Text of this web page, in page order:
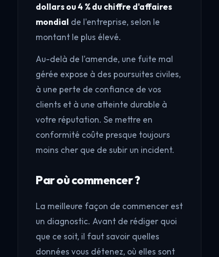
dollars ou 4 % du chiffre d'affaires
mondial de l'entreprise, selon le
montant le plus élevé.
Au-delà de l'amende, une fuite mal
gérée expose à des poursuites civiles,
à une perte de confiance de vos
clients et à une atteinte durable à
votre réputation. Se mettre en
conformité coûte presque toujours
moins cher que de subir un incident.
Par où commencer ?
La meilleure façon de commencer est
un diagnostic. Avant de rédiger quoi
que ce soit, il faut savoir quelles
données vous détenez, où elles sont